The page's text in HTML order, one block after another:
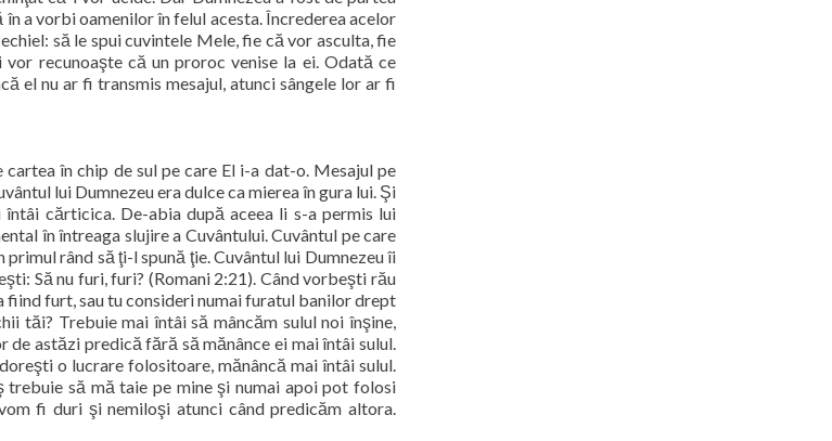
a vorbi oamenilor în felul acesta. Încrederea acelor
să le spui cuvintele Mele, fie că vor asculta, fie
recunoaşte că un proroc venise la ei. Odată ce
el nu ar fi transmis mesajul, atunci sângele lor ar fi
în chip de sul pe care El i-a dat-o. Mesajul pe
lui Dumnezeu era dulce ca mierea în gura lui. Şi
cărticica. De-abia după aceea li s-a permis lui
în întreaga slujire a Cuvântului. Cuvântul pe care
rând să ţi-l spună ţie. Cuvântul lui Dumnezeu îi
Să nu furi, furi? (Romani 2:21). Când vorbeşti rău
fiind furt, sau tu consideri numai furatul banilor drept
tăi? Trebuie mai întâi să mâncăm sulul noi înşine,
astăzi predică fără să mănânce ei mai întâi sulul.
o lucrare folositoare, mănâncă mai întâi sulul.
trebuie să mă taie pe mine şi numai apoi pot folosi
fi duri şi nemiloşi atunci când predicăm altora.